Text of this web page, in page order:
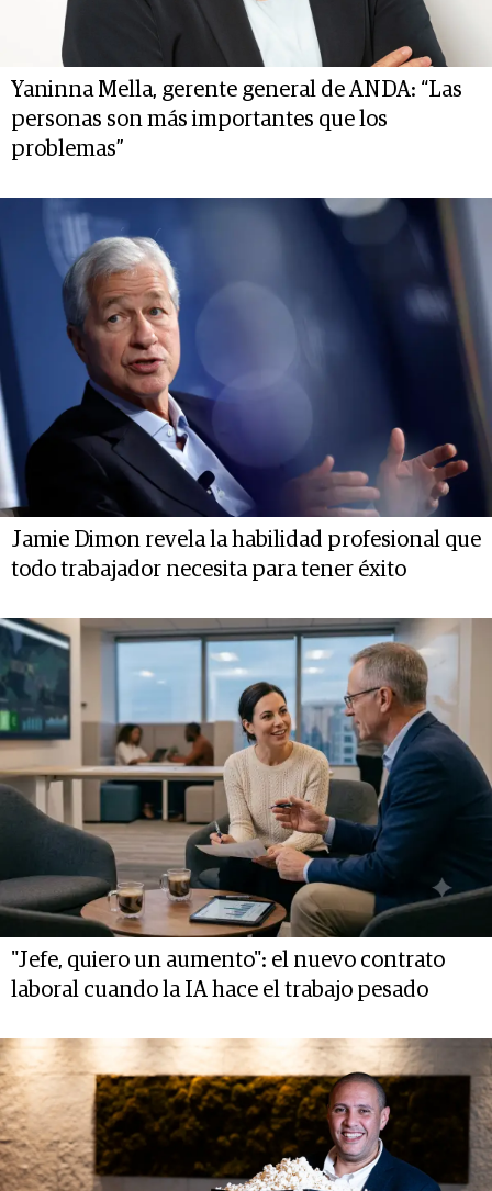
Yaninna Mella, gerente general de ANDA: “Las
personas son más importantes que los
problemas”
Jamie Dimon revela la habilidad profesional que
todo trabajador necesita para tener éxito
"Jefe, quiero un aumento": el nuevo contrato
laboral cuando la IA hace el trabajo pesado